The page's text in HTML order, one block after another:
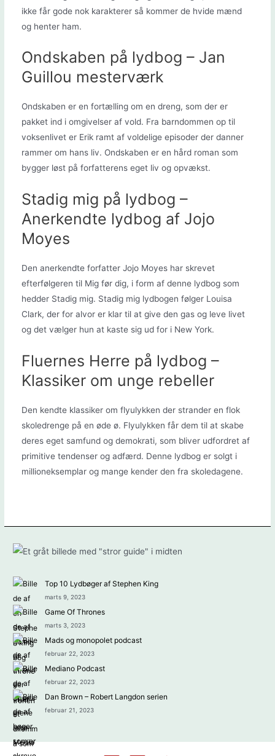
ikke får gode nok karakterer så kommer de hvide mænd
og henter ham.
Ondskaben på lydbog – Jan
Guillou mesterværk
Ondskaben er en fortælling om en dreng, som der er
pakket ind i omgivelser af vold. Fra barndommen op til
voksenlivet er Erik ramt af voldelige episoder der danner
rammer om hans liv. Ondskaben er en hård roman som
bygger løst på forfatterens eget liv og opvækst.
Stadig mig på lydbog –
Anerkendte lydbog af Jojo
Moyes
Den anerkendte forfatter Jojo Moyes har skrevet
efterfølgeren til Mig før dig, i form af denne lydbog som
hedder Stadig mig. Stadig mig lydbogen følger Louisa
Clark, der for alvor er klar til at give den gas og leve livet
og det vælger hun at kaste sig ud for i New York.
Fluernes Herre på lydbog –
Klassiker om unge rebeller
Den kendte klassiker om flyulykken der strander en flok
skoledrenge på en øde ø. Flyulykken får dem til at skabe
deres eget samfund og demokrati, som bliver udfordret af
primitive tendenser og adfærd. Denne lydbog er solgt i
millioneksemplar og mange kender den fra skoledagene.
Top 10 Lydbøger af Stephen King
marts 9, 2023
Game Of Thrones
marts 3, 2023
Mads og monopolet podcast
februar 22, 2023
Mediano Podcast
februar 22, 2023
Dan Brown – Robert Langdon serien
februar 21, 2023